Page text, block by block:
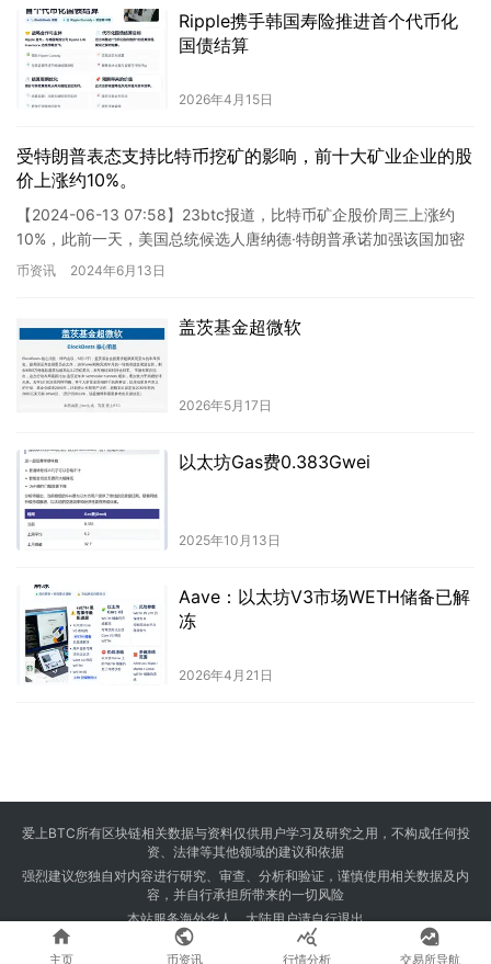
Ripple携手韩国寿险推进首个代币化
国债结算
2026年4月15日
受特朗普表态支持比特币挖矿的影响，前十大矿业企业的股
价上涨约10%。
【2024-06-13 07:58】23btc报道，比特币矿企股价周三上涨约
10%，此前一天，美国总统候选人唐纳德·特朗普承诺加强该国加密
挖矿业务。根据谷歌财经的数据，在市值排名前…
币资讯 2024年6月13日
盖茨基金超微软
2026年5月17日
以太坊Gas费0.383Gwei
2025年10月13日
Aave：以太坊V3市场WETH储备已解
冻
2026年4月21日
爱上BTC所有区块链相关数据与资料仅供用户学习及研究之用，不构成任何投
资、法律等其他领域的建议和依据
强烈建议您独自对内容进行研究、审查、分析和验证，谨慎使用相关数据及内
容，并自行承担所带来的一切风险
本站服务海外华人，大陆用户请自行退出
Copyright © 2024 爱上BTC 版权所有 Powered by
23btc.com

主页

币资讯

行情分析

交易所导航